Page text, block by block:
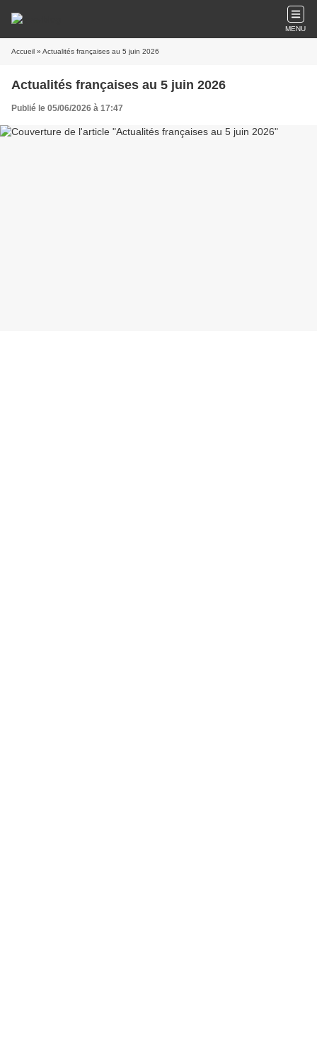
MENU
Accueil » Actualités françaises au 5 juin 2026
Actualités françaises au 5 juin 2026
Publié le 05/06/2026 à 17:47